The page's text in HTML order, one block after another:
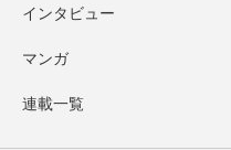
インタビュー
マンガ
連載一覧